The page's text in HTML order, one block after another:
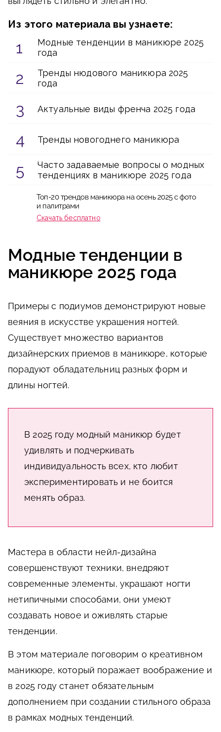
Из этого материала вы узнаете:
Модные тенденции в маникюре 2025
года
Тренды нюдового маникюра 2025
года
Актуальные виды френча 2025 года
Тренды новогоднего маникюра
Часто задаваемые вопросы о модных
тенденциях в маникюре 2025 года
Топ-20 трендов маникюра на осень 2025 с фото
и палитрами
Скачать бесплатно
Модные тенденции в
маникюре 2025 года
Примеры с подиумов демонстрируют новые
веяния в искусстве украшения ногтей.
Существует множество вариантов
дизайнерских приемов в маникюре, которые
порадуют обладательниц разных форм и
длины ногтей.
В 2025 году модный маникюр будет
удивлять и подчеркивать
индивидуальность всех, кто любит
экспериментировать и не боится
менять образ.
Мастера в области нейл-дизайна
совершенствуют техники, внедряют
современные элементы, украшают ногти
нетипичными способами, они умеют
создавать новое и оживлять старые
тенденции.
В этом материале поговорим о креативном
маникюре, который поражает воображение и
в 2025 году станет обязательным
дополнением при создании стильного образа
в рамках модных тенденций.